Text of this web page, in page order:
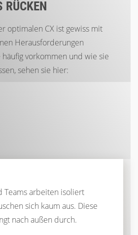
RÜCKEN
optimalen CX ist gewiss mit
Herausforderungen
vorkommen und wie sie
sehen sie hier:
Teams arbeiten isoliert
sich kaum aus. Diese
nach außen durch.